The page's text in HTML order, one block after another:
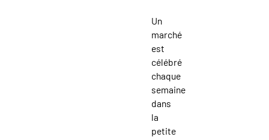
Un
marché
est
célébré
chaque
semaine
dans
la
petite